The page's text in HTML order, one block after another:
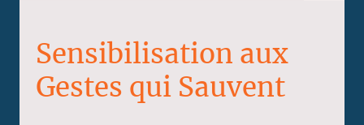
Sensibilisation aux
Gestes qui Sauvent